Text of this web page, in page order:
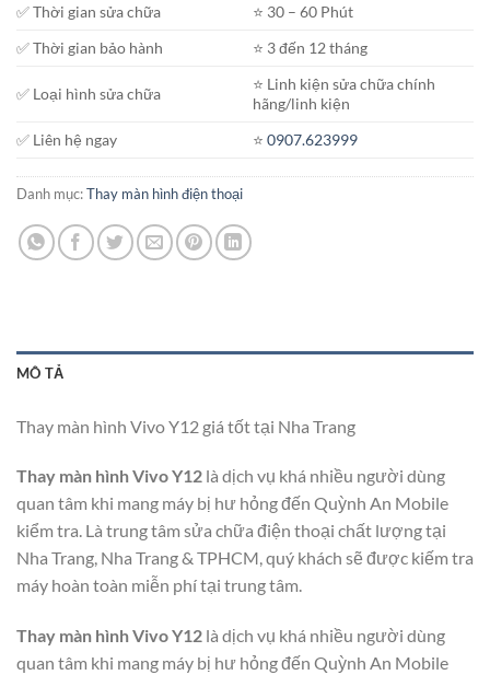
✅ Thời gian sửa chữa
⭐️ 30 – 60 Phút
✅ Thời gian bảo hành
⭐️ 3 đến 12 tháng
✅ Loại hình sửa chữa
⭐️ Linh kiện sửa chữa chính
hãng/linh kiện
✅ Liên hệ ngay
⭐️0907.623999
Danh mục:Thay màn hình điện thoại
MÔ TẢ
Thay màn hình Vivo Y12 giá tốt tại Nha Trang
Thay màn hình Vivo Y12 là dịch vụ khá nhiều người dùng
quan tâm khi mang máy bị hư hỏng đến Quỳnh An Mobile
kiểm tra. Là trung tâm sửa chữa điện thoại chất lượng tại
Nha Trang, Nha Trang & TPHCM, quý khách sẽ được kiếm tra
máy hoàn toàn miễn phí tại trung tâm.
Thay màn hình Vivo Y12 là dịch vụ khá nhiều người dùng
quan tâm khi mang máy bị hư hỏng đến Quỳnh An Mobile